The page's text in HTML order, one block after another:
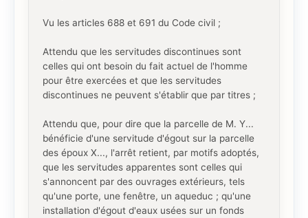
Vu les articles 688 et 691 du Code civil ;
Attendu que les servitudes discontinues sont
celles qui ont besoin du fait actuel de l'homme
pour être exercées et que les servitudes
discontinues ne peuvent s'établir que par titres ;
Attendu que, pour dire que la parcelle de M. Y...
bénéficie d'une servitude d'égout sur la parcelle
des époux X..., l'arrêt retient, par motifs adoptés,
que les servitudes apparentes sont celles qui
s'annoncent par des ouvrages extérieurs, tels
qu'une porte, une fenêtre, un aqueduc ; qu'une
installation d'égout d'eaux usées sur un fonds